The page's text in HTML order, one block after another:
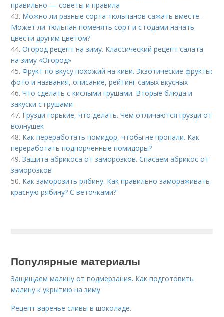
правильно — советы и правила
43. Можно ли разные сорта тюльпанов сажать вместе.
Может ли тюльпан поменять сорт и с годами начать
цвести другим цветом?
44.Огород рецепт на зиму. Классический рецепт салата
на зиму «Огород»
45.Фрукт по вкусу похожий на киви. Экзотические фрукты:
фото и названия, описание, рейтинг самых вкусных
46.Что сделать с кислыми грушами. Вторые блюда и
закуски с грушами
47. Грузди горькие, что делать. Чем отличаются грузди от
волнушек
48. Как переработать помидор, чтобы не пропали. Как
переработать подпорченные помидоры?
49.Защита абрикоса от заморозков. Спасаем абрикос от
заморозков
50. Как заморозить рябину. Как правильно замораживать
красную рябину? С веточками?
Популярные материалы
Защищаем малину от подмерзания. Как подготовить
малину к укрытию на зиму
Рецепт варенье сливы в шоколаде.